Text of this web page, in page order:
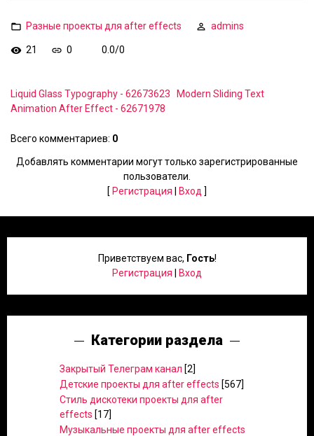
Разные проекты для after effects admins
21 0 0.0/0
Liquid Glass Typography - 62673623
Modern Sliding Text
Animation After Effect - 62671978
Всего комментариев: 0
Добавлять комментарии могут только зарегистрированные
пользователи.
[ Регистрация Вход ]
Приветствуем вас, Гость!
Регистрация
Вход
Категории раздела
Закрытый Телеграм канал [2]
Детские проекты для after effects [567]
Стиль дискотеки проекты для after
effects [17]
Музыкальные проекты для after effects